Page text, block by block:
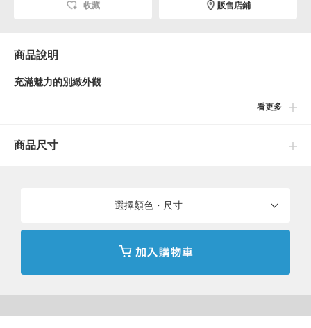
收藏 販售店鋪
商品說明
充滿魅力的別緻外觀
隨性自然的氛圍。推薦與現有的飾品搭配。
時尚設計，能輕鬆搭配任何風格的造型。
看更多
商品尺寸
選擇顏色・尺寸